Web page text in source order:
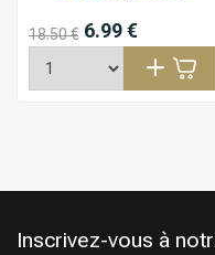
18.50 € 6.99 €
Inscrivez-vous à